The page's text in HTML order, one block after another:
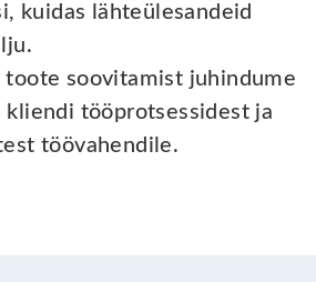
kuidas lähteülesandeid
toote soovitamist juhindume
kliendi tööprotsessidest ja
töövahendile.